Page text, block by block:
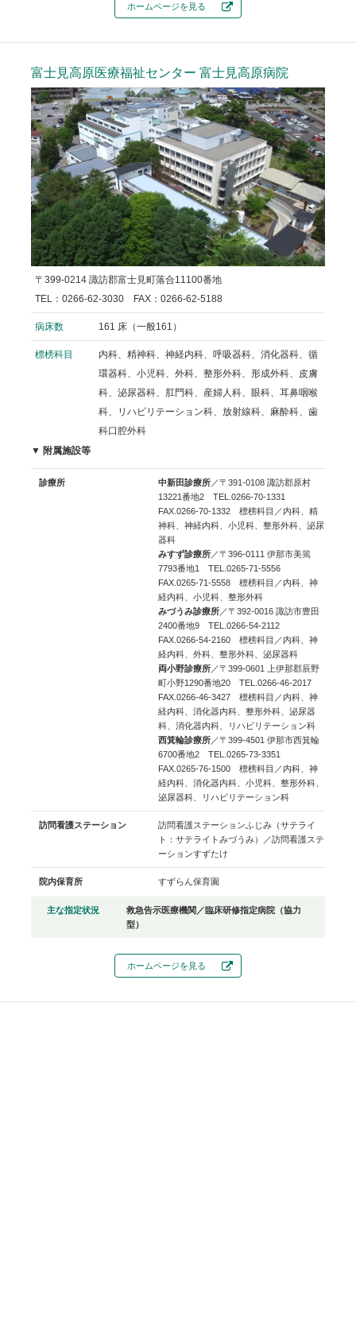
ホームページを見る
富士見高原医療福祉センター 富士見高原病院
〒399-0214 諏訪郡富士見町落合11100番地
TEL：0266-62-3030 FAX：0266-62-5188
病床数 161 床（一般161）
標榜科目
内科、精神科、神経内科、呼吸器科、消化器科、循
環器科、小児科、外科、整形外科、形成外科、皮膚
科、泌尿器科、肛門科、産婦人科、眼科、耳鼻咽喉
科、リハビリテーション科、放射線科、麻酔科、歯
科口腔外科
▼ 附属施設等
診療所 中新田診療所／〒391-0108 諏訪郡原村
13221番地2 TEL.0266-70-1331
FAX.0266-70-1332 標榜科目／内科、精
神科、神経内科、小児科、整形外科、泌尿
器科
みすず診療所／〒396-0111 伊那市美篶
7793番地1 TEL.0265-71-5556
FAX.0265-71-5558 標榜科目／内科、神
経内科、小児科、整形外科
みづうみ診療所／〒392-0016 諏訪市豊田
2400番地9 TEL.0266-54-2112
FAX.0266-54-2160 標榜科目／内科、神
経内科、外科、整形外科、泌尿器科
両小野診療所／〒399-0601 上伊那郡辰野
町小野1290番地20 TEL.0266-46-2017
FAX.0266-46-3427 標榜科目／内科、神
経内科、消化器内科、整形外科、泌尿器
科、消化器内科、リハビリテーション科
西箕輪診療所／〒399-4501 伊那市西箕輪
6700番地2 TEL.0265-73-3351
FAX.0265-76-1500 標榜科目／内科、神
経内科、消化器内科、小児科、整形外科、
泌尿器科、リハビリテーション科
訪問看護ステーション
訪問看護ステーションふじみ（サテライ
ト：サテライトみづうみ）／訪問看護ステ
ーションすずたけ
院内保育所 すずらん保育園
主な指定状況
救急告示医療機関／臨床研修指定病院（協力
型）
ホームページを見る